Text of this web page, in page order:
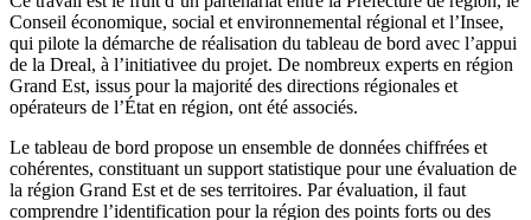
Conseil économique, social et environnemental régional et l’Insee,
qui pilote la démarche de réalisation du tableau de bord avec l’appui
de la Dreal, à l’initiativee du projet. De nombreux experts en région
Grand Est, issus pour la majorité des directions régionales et
opérateurs de l’État en région, ont été associés.
Le tableau de bord propose un ensemble de données chiffrées et
cohérentes, constituant un support statistique pour une évaluation de
la région Grand Est et de ses territoires. Par évaluation, il faut
comprendre l’identification pour la région des points forts ou des